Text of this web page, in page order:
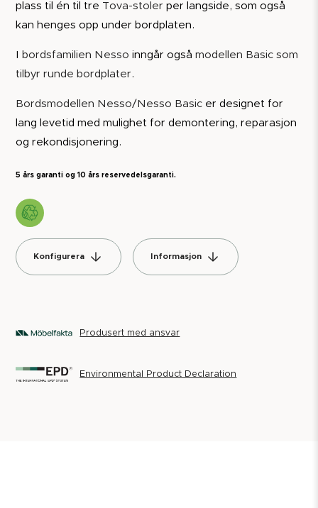
plass til én til tre Tova-stoler per langside, som også
kan henges opp under bordplaten.
bordsfamilien Nesso inngår ogsåmodellen Basic som
tilbyr runde bordplater .
Bordsmodellen Nesso/Nesso Basic er designet for
lang levetid med mulighet for demontering, reparasjon
og rekondisjonering.
5 års garanti og 10 års reservedelsgaranti.
Konfigurera Informasjon
Produsert med ansvar
Environmental Product Declaration